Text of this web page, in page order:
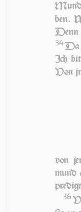
ben.
Denn
34Da
Ich
Von
von
mund
36